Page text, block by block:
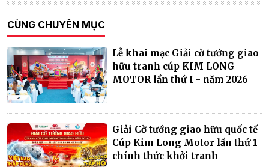
CÙNG CHUYÊN MỤC
Lễ khai mạc Giải cờ tướng giao
hữu tranh cúp KIM LONG
MOTOR lần thứ I - năm 2026
Giải Cờ tướng giao hữu quốc tế
Cúp Kim Long Motor lần thứ 1
chính thức khởi tranh